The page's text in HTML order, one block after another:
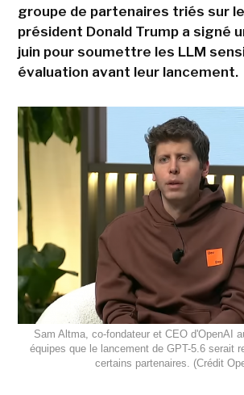
groupe de partenaires triés sur
président Donald Trump a signé
juin pour soumettre les LLM
évaluation avant leur lancement.
Sam Altma, co-fondateur et CEO d'OpenAI
équipes que le lancement de GPT-5.6 serait
certains partenaires. (Crédit